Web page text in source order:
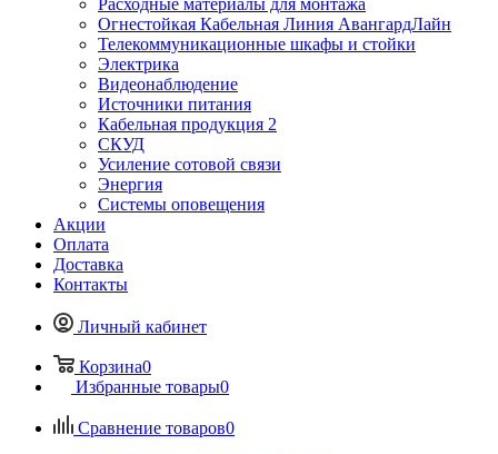
Расходные материалы для монтажа
Огнестойкая Кабельная Линия АвангардЛайн
Телекоммуникационные шкафы и стойки
Электрика
Видеонаблюдение
Источники питания
Кабельная продукция 2
СКУД
Усиление сотовой связи
Энергия
Системы оповещения
Акции
Оплата
Доставка
Контакты
Личный кабинет
Корзина0
Избранные товары0
Сравнение товаров0